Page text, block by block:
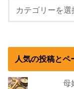
人気の投稿とペ
母